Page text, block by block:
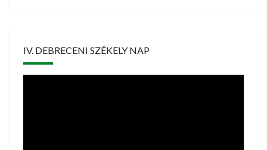
IV. DEBRECENI SZÉKELY NAP